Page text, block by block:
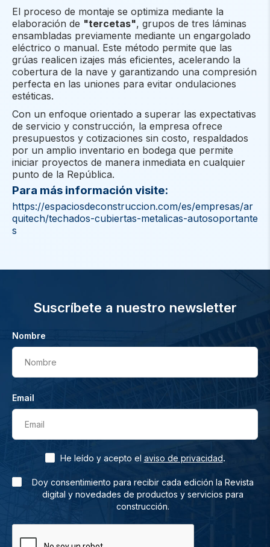
El proceso de montaje se optimiza mediante la
elaboración de "tercetas", grupos de tres láminas
ensambladas previamente mediante un engargolado
eléctrico o manual. Este método permite que las
grúas realicen izajes más eficientes, acelerando la
cobertura de la nave y garantizando una compresión
perfecta en las uniones para evitar ondulaciones
estéticas.
Con un enfoque orientado a superar las expectativas
de servicio y construcción, la empresa ofrece
presupuestos y cotizaciones sin costo, respaldados
por un amplio inventario en bodega que permite
iniciar proyectos de manera inmediata en cualquier
punto de la República.
Para más información visite:
https://espaciosdeconstruccion.com/es/empresas/ar
quitech/techados-cubiertas-metalicas-autosoportante
s
Suscríbete a nuestro newsletter
Nombre
Nombre
Email
Email
He leído y acepto el aviso de privacidad.
Doy consentimiento para recibir cada edición la Revista
digital y novedades de productos y servicios para
construcción.